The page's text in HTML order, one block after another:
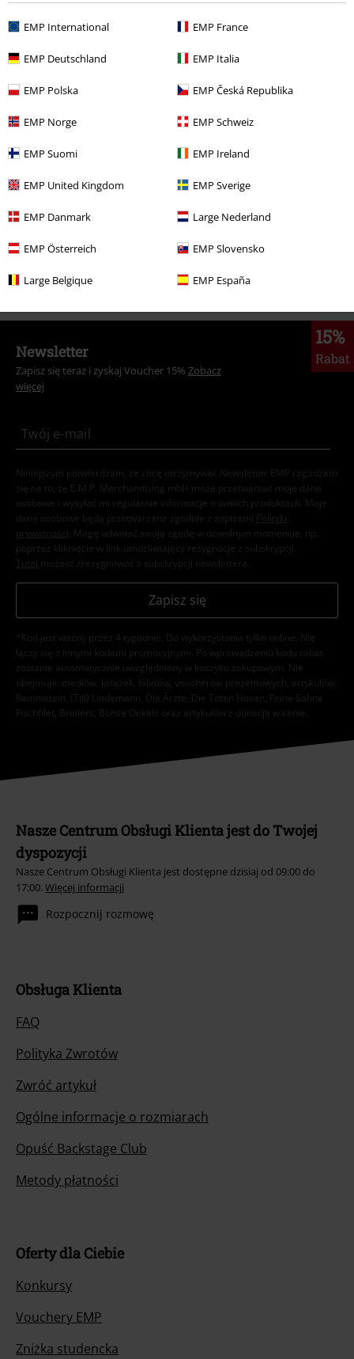
EMP International EMP France
EMP Deutschland EMP Italia
EMP Polska EMP Česká Republika
EMP Norge EMP Schweiz
EMP Suomi EMP Ireland
EMP United Kingdom EMP Sverige
EMP Danmark Large Nederland
EMP Österreich EMP Slovensko
Large Belgique EMP España
%
229.90 zł
Więcej kategorii. Więcej możliwości.
15%
Rabat
Newsletter
Zapisz się teraz i zyskaj Voucher 15% Zobacz
więcej
Niniejszym potwierdzam, że chcę otrzymywać Newsletter EMP i zgadzam
się na to, że E.M.P. Merchandising mbH może przetwarzać moje dane
osobowe i wysyłać mi regularnie informacje o swoich produktach. Moje
dane osobowe będą przetwarzane zgodnie z zapisami
Polityki
prywatności . Mogę odwołać swoją zgodę w dowolnym momencie, np.
poprzez kliknięcie w link umożliwiający rezygnację z subskrypcji.
Tutaj możesz zrezygnować z subskrypcji newslettera.
Zapisz się
*Kod jest ważny przez 4 tygodnie. Do wykorzystania tylko online. NIe
łączy się z innymi kodami promocyjnymi. Po wprowadzeniu kodu rabat
zostanie automatycznie uwzględniony w koszyku zakupowym. Nie
obejmuje: mediów, książek, biletów, voucherów prezentowych, artykułów:
Rammstein, (Till) Lindemann, Die Ärzte, Die Toten Hosen, Feine Sahne
Fischfilet, Broilers, Böhse Onkelz oraz artykułów z donacją w cenie.
Nasze Centrum Obsługi Klienta jest do Twojej
dyspozycji
Nasze Centrum Obsługi Klienta jest dostępne dzisiaj od 09:00 do
17:00. Więcej informacji
Rozpocznij rozmowę
Obsługa Klienta
FAQ
Polityka Zwrotów
Zwróć artykuł
Ogólne informacje o rozmiarach
Opuść Backstage Club
Metody płatności
Oferty dla Ciebie
Konkursy
Vouchery EMP
Zniżka studencka